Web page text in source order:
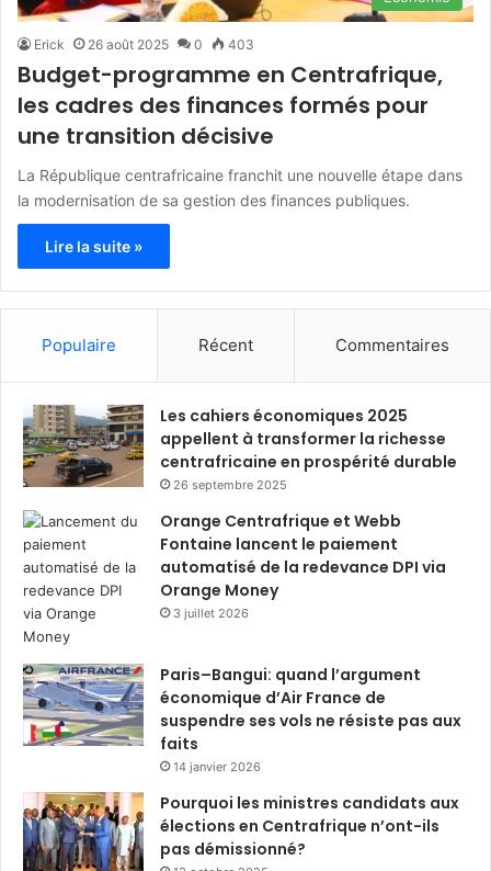
Erick 26 août 2025 0 403
Budget-programme en Centrafrique,
les cadres des finances formés pour
une transition décisive
La République centrafricaine franchit une nouvelle étape dans
la modernisation de sa gestion des finances publiques.
Lire la suite »
Populaire Récent Commentaires
Les cahiers économiques 2025
appellent à transformer la richesse
centrafricaine en prospérité durable
26 septembre 2025
Orange Centrafrique et Webb
Fontaine lancent le paiement
automatisé de la redevance DPI via
Orange Money
3 juillet 2026
Paris–Bangui: quand l’argument
économique d’Air France de
suspendre ses vols ne résiste pas aux
faits
14 janvier 2026
Pourquoi les ministres candidats aux
élections en Centrafrique n’ont-ils
pas démissionné?